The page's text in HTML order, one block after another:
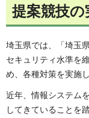
提案競技
埼玉県では、「埼玉
セキュリティ水準を
め、各種対策を実施
近年、情報システム
してきていることを